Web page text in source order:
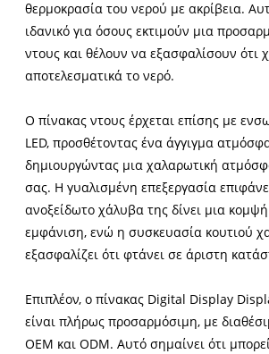
θερμοκρασία του νερού με ακρίβεια.
ιδανικό για όσους εκτιμούν μια
ντους και θέλουν να εξασφαλίσουν ότι
αποτελεσματικά το νερό.
Ο πίνακας ντους έρχεται επίσης με
LED, προσθέτοντας ένα άγγιγμα
δημιουργώντας μια χαλαρωτική
σας. Η γυαλισμένη επεξεργασία
ανοξείδωτο χάλυβα της δίνει μια
εμφάνιση, ενώ η συσκευασία κουτιού
εξασφαλίζει ότι φτάνει σε άριστη
Επιπλέον, ο πίνακας Digital Display
είναι πλήρως προσαρμόσιμη, με
OEM και ODM. Αυτό σημαίνει ότι